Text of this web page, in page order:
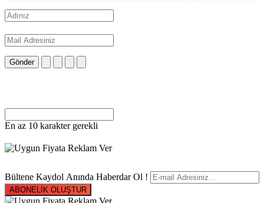
Gönder
En az 10 karakter gerekli
Bültene Kaydol Anında Haberdar Ol !
ABONELİK OLUŞTUR